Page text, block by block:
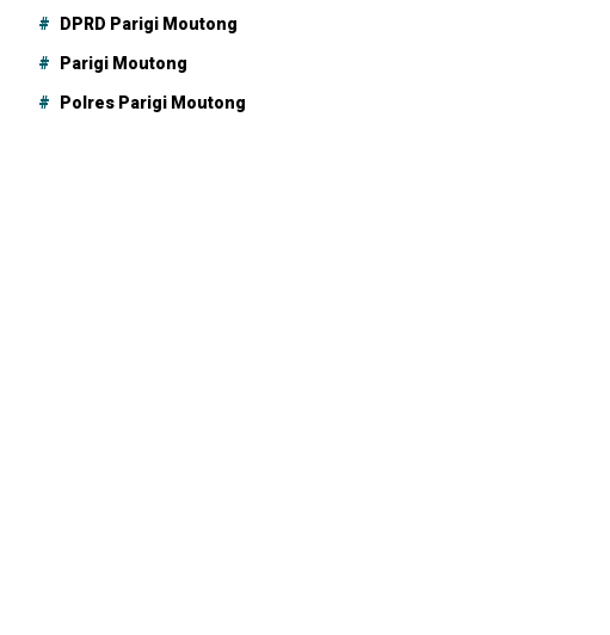
DPRD Parigi Moutong
Parigi Moutong
Polres Parigi Moutong